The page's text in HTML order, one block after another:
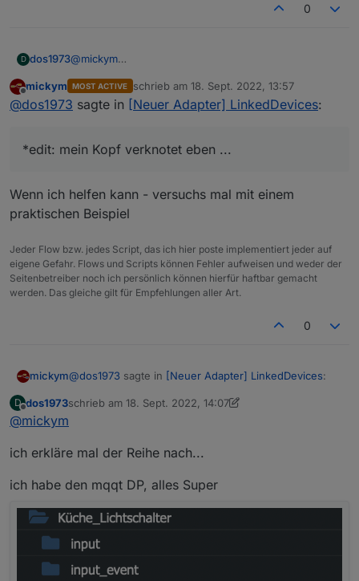
0
D dos1973@mickym
*edit: mein Kopf verknotet eben ...
Offline
mickym MOST ACTIVE schrieb am 18. Sept. 2022, 13:57
zuletzt editiert von
@dos1973 sagte in [Neuer Adapter] LinkedDevices:
*edit: mein Kopf verknotet eben ...
Wenn ich helfen kann - versuchs mal mit einem
praktischen Beispiel
Jeder Flow bzw. jedes Script, das ich hier poste implementiert jeder auf
eigene Gefahr. Flows und Scripts können Fehler aufweisen und weder der
Seitenbetreiber noch ich persönlich können hierfür haftbar gemacht
werden. Das gleiche gilt für Empfehlungen aller Art.
0
mickym@dos1973 sagte in [Neuer Adapter] LinkedDevices:
Wenn ich helfen kann - versuchs mal mit einem
D
Offline
dos1973schrieb am 18. Sept. 2022, 14:07
zuletzt editiert von dos1973
@mickym
ich erkläre mal der Reihe nach...
ich habe den mqqt DP, alles Super